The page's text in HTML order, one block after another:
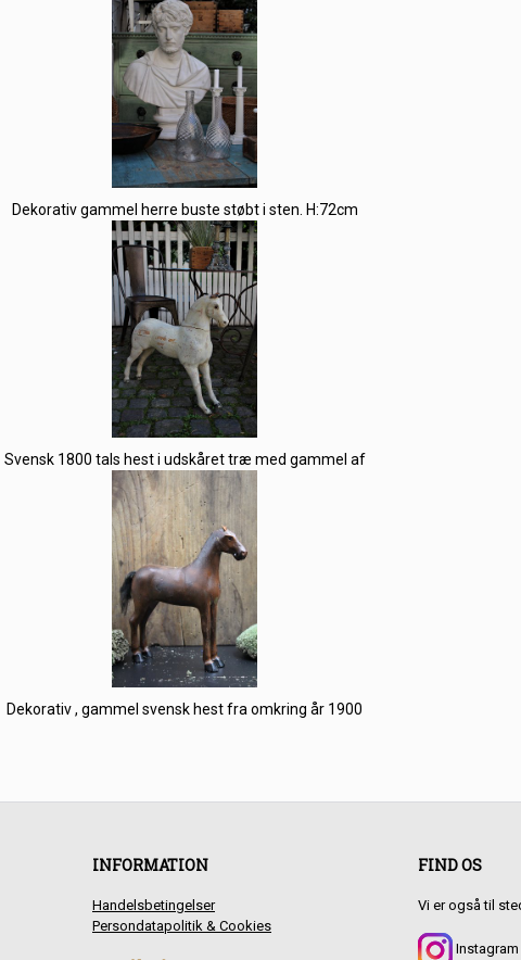
Dekorativ gammel herre buste støbt i sten. H:72cm
Svensk 1800 tals hest i udskåret træ med gammel af
Dekorativ , gammel svensk hest fra omkring år 1900
INFORMATION
Handelsbetingelser
Persondatapolitik & Cookies
FIND OS
Vi er også til
Instagram